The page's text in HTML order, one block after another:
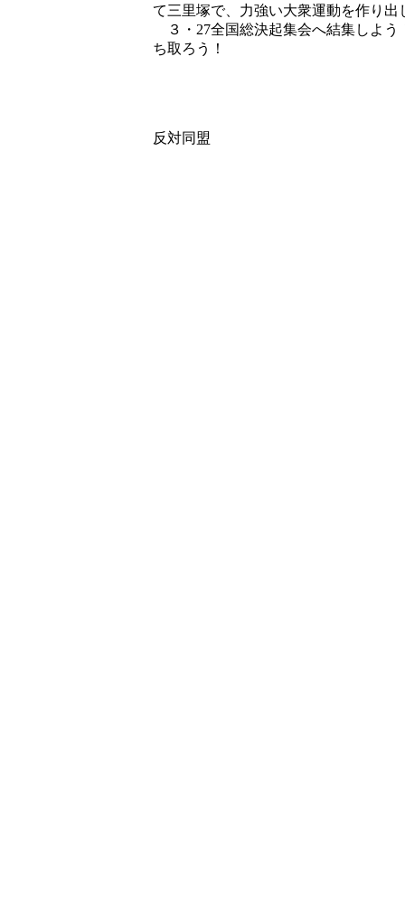
て三里塚で、力強い大衆運動を作り
３・27全国総決起集会へ結集しよ
ち取ろう！
反対同盟